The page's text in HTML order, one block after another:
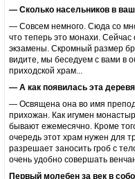
— Сколько насельников в
— Совсем немного. Сюда со
что теперь это монахи.
экзамены. Скромный размер
видите, мы беседуем с вами в
приходской храм...
— А как появилась эта
— Освящена она во имя
прихожан. Как игумен
бывают ежемесячно. Кроме
очередь этот храм нужен для
разрешает заносить гроб с
очень удобно совершать
Первый молебен за век в